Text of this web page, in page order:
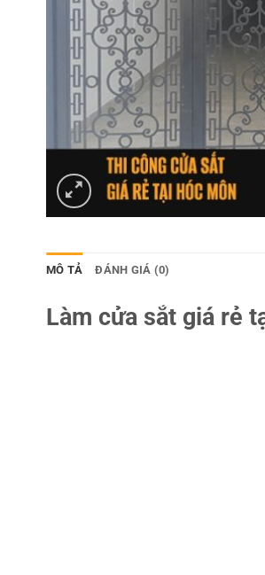
MÔ TẢ ĐÁNH GIÁ (0)
Làm cửa sắt giá rẻ